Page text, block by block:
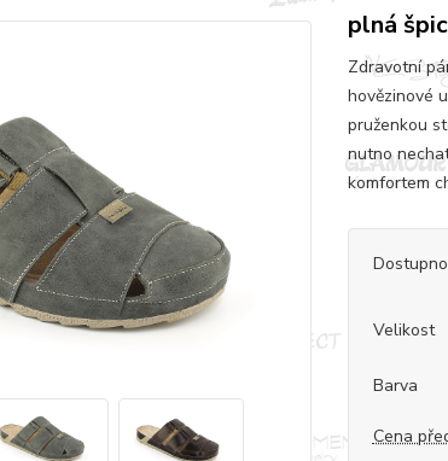
plná
Zdravotní
hovězinové
pruženkou
nutno
komfortem
Velikost
Barva
Cena